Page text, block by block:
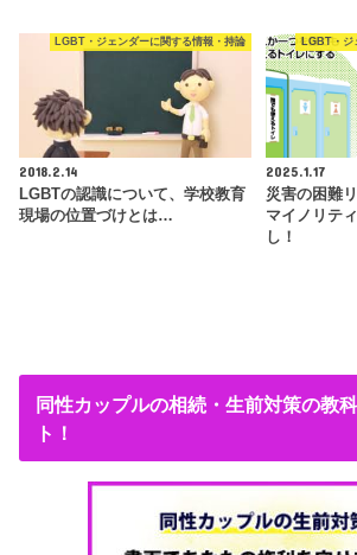
LGBT・ジェンダーに関する情報・持論
2018.2.14
LGBTの認識について、学校教育
現場の位置づけとは…
LGBT・ジ
2025.1.17
災害の困難
マイノリテ
し！
同性カップルの相続・生前対策の教
ト！